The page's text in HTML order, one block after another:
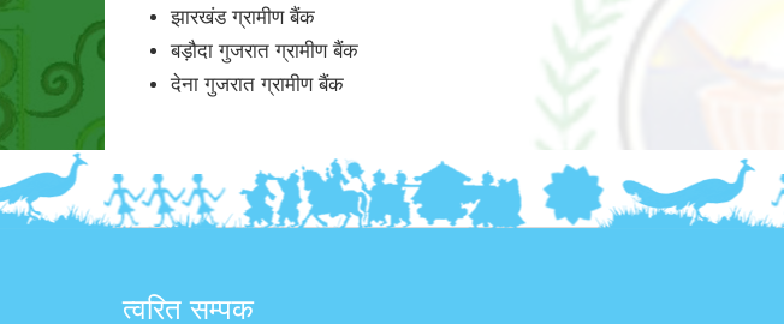
झारखंड ग्रामीण बैंक
बड़ौदा गुजरात ग्रामीण बैंक
देना गुजरात ग्रामीण बैंक
त्वरित सम्पक